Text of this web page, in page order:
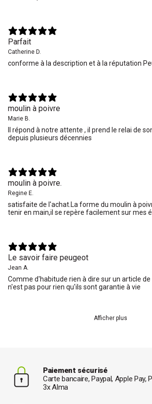
Parfait
Catherine D.
conforme à la description et à la réputation
moulin à poivre
Marie B.
Il répond à notre attente , il prend le relai de
depuis plusieurs décennies
moulin à poivre.
Regine E.
satisfaite de l'achat.La forme du moulin à
tenir en main,il se repère facilement sur mes
Le savoir faire peugeot
Jean A.
Comme d'habitude rien à dire sur un article
n'est pas pour rien qu'ils sont garantie à vie
Afficher plus
Paiement sécurisé
Carte bancaire, Paypal, Apple Pay,
3x Alma